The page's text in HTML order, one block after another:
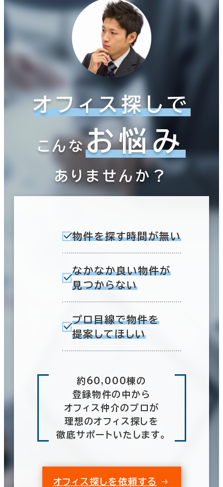
オフィス探しで
こんなお悩み
ありませんか？
物件を探す時間が無い
なかなか良い物件が
見つからない
プロ目線で物件を
提案してほしい
約60,000棟の
登録物件の中から
オフィス仲介のプロが
理想のオフィス探しを
徹底サポートいたします。
オフィス探しを依頼する